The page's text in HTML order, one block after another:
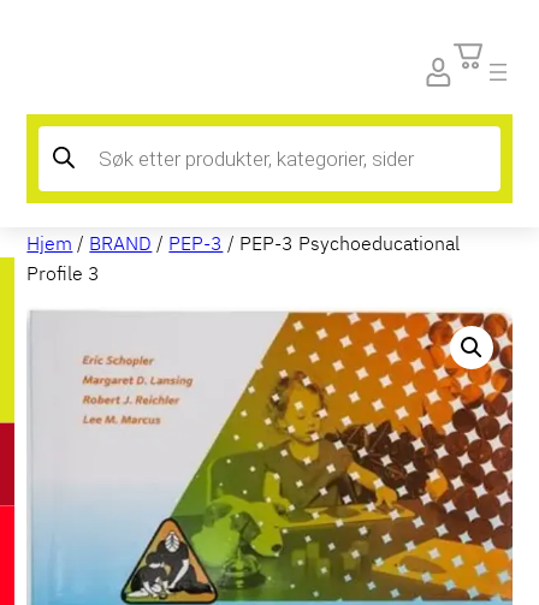
Products
search
Hjem / BRAND / PEP-3 / PEP-3 Psychoeducational
Profile 3